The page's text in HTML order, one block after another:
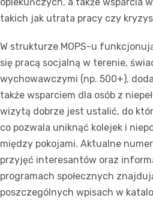
takich jak utrata pracy czy
W strukturze MOPS-u
się pracą socjalną w terenie,
wychowawczymi (np. 500+),
także wsparciem dla osób z
wizytą dobrze jest ustalić, do
co pozwala uniknąć kolejek i
między pokojami. Aktualne
przyjęć interesantów oraz
programach społecznych
poszczególnych wpisach w